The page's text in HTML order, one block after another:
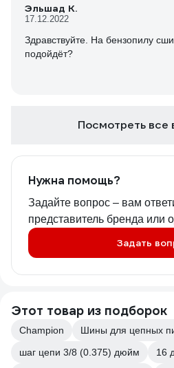
Эльшад К.
17.12.2022
Здравствуйте. На бензопилу
подойдёт?
Посмотреть все
Нужна помощь?
Задайте вопрос – вам
представитель бренда или
Задать
Этот товар из подборок
Champion
Шины для цепных
шаг цепи 3/8 (0.375) дюйм
16